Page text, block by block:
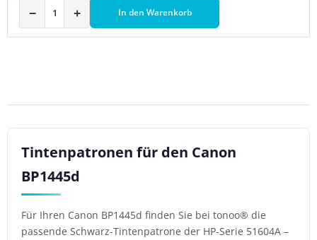
− + In den Warenkorb
Tintenpatronen für den Canon
BP1445d
Für Ihren Canon BP1445d finden Sie bei tonoo® die
passende Schwarz-Tintenpatrone der HP-Serie 51604A –